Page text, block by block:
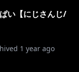
ください。月紡
場面で月紡めい
い【にじさんじ/
1 year ago